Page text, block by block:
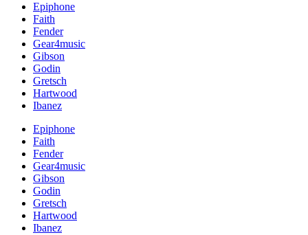
Epiphone
Faith
Fender
Gear4music
Gibson
Godin
Gretsch
Hartwood
Ibanez
Epiphone
Faith
Fender
Gear4music
Gibson
Godin
Gretsch
Hartwood
Ibanez